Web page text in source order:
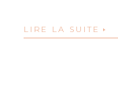
LIRE LA SUITE